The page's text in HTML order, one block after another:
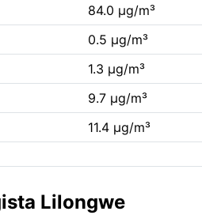
84.0 µg/m³
0.5 µg/m³
1.3 µg/m³
9.7 µg/m³
11.4 µg/m³
Lilongwe